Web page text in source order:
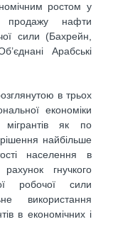
ростом у
продажу нафти
сили (Бахрейн,
Арабські
в трьох
економіки
мігрантів як по
найбільше
населення в
гнучкого
робочої сили
використання
в економічних і